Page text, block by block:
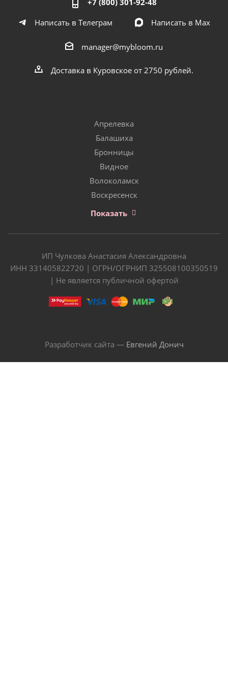
Написать в Телеграм
Написать в Мах
manager@mybloom.ru
Доставка в Куровское от 2750 рублей.
Апрелевка
Балашиха
Бронницы
Видное
Волоколамск
Воскресенск
Показать
ИП Чулкова Анастасия Александровна
ИНН 331405822720 | ОГРН/ОГРНИП 325508100350519
| Не является публичной офертой
Разработчик сайта — Евгений Донич